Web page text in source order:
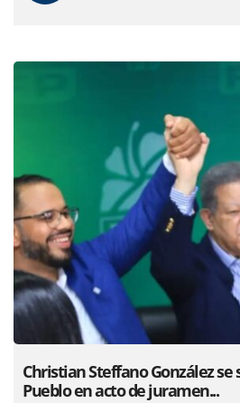
Christian Steffano González se
Pueblo en acto de juramen...